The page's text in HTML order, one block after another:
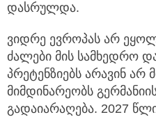
დასრულდა.
ვიდრე ევროპას არ
ძალები მის სამხედრო
პრეტენზიებს არავინ არ
მიმდინარეობს
გადაიარაღება. 2027